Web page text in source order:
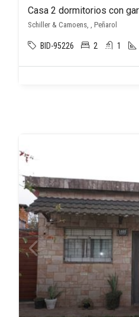
Schiller & Camoens, , Peñarol
BID-95226 2 1